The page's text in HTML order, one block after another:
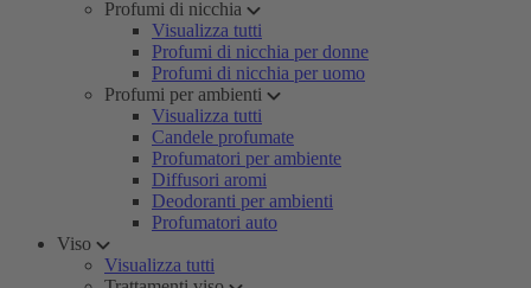
Profumi di nicchia
Visualizza tutti
Profumi di nicchia per donne
Profumi di nicchia per uomo
Profumi per ambienti
Visualizza tutti
Candele profumate
Profumatori per ambiente
Diffusori aromi
Deodoranti per ambienti
Profumatori auto
Viso
Visualizza tutti